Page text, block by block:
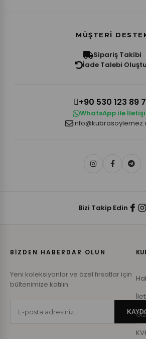
MÜŞTERI
Sipariş Takibi
İade Talebi
+90 530 123 89
WhatsApp ile
Bizi Takip Edin
BİZDEN HABERDAR OLUN
Yeni koleksiyonlar ve özel fırsatlar için
bültenimize katılın.